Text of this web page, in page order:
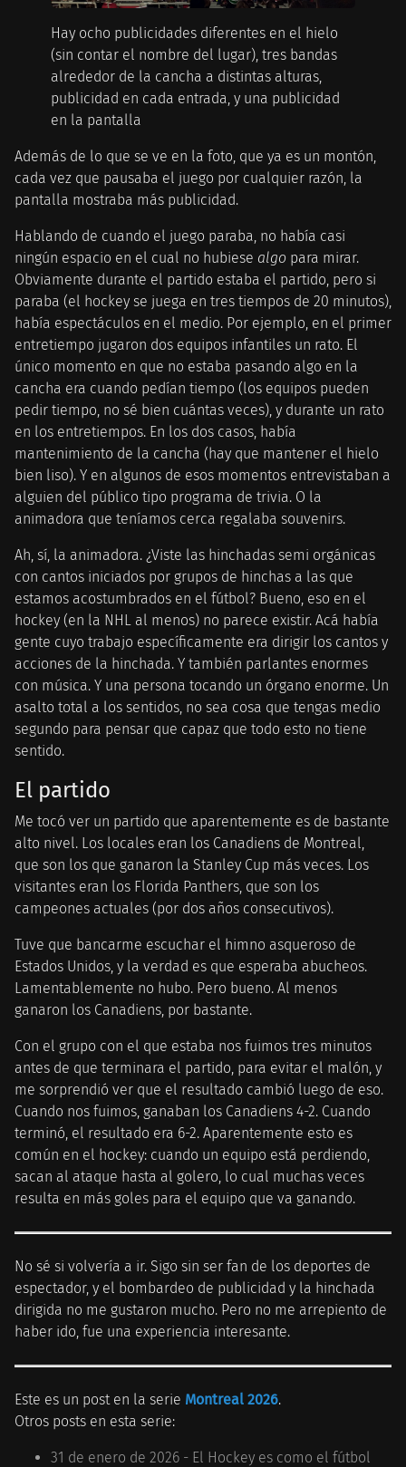
Hay ocho publicidades diferentes en el hielo
(sin contar el nombre del lugar), tres bandas
alrededor de la cancha a distintas alturas,
publicidad en cada entrada, y una publicidad
en la pantalla
Además de lo que se ve en la foto, que ya es un montón,
cada vez que pausaba el juego por cualquier razón, la
pantalla mostraba más publicidad.
Hablando de cuando el juego paraba, no había casi
ningún espacio en el cual no hubiese algo para mirar.
Obviamente durante el partido estaba el partido, pero si
paraba (el hockey se juega en tres tiempos de 20 minutos),
había espectáculos en el medio. Por ejemplo, en el primer
entretiempo jugaron dos equipos infantiles un rato. El
único momento en que no estaba pasando algo en la
cancha era cuando pedían tiempo (los equipos pueden
pedir tiempo, no sé bien cuántas veces), y durante un rato
en los entretiempos. En los dos casos, había
mantenimiento de la cancha (hay que mantener el hielo
bien liso). Y en algunos de esos momentos entrevistaban a
alguien del público tipo programa de trivia. O la
animadora que teníamos cerca regalaba souvenirs.
Ah, sí, la animadora. ¿Viste las hinchadas semi orgánicas
con cantos iniciados por grupos de hinchas a las que
estamos acostumbrados en el fútbol? Bueno, eso en el
hockey (en la NHL al menos) no parece existir. Acá había
gente cuyo trabajo específicamente era dirigir los cantos y
acciones de la hinchada. Y también parlantes enormes
con música. Y una persona tocando un órgano enorme. Un
asalto total a los sentidos, no sea cosa que tengas medio
segundo para pensar que capaz que todo esto no tiene
sentido.
El partido
Me tocó ver un partido que aparentemente es de bastante
alto nivel. Los locales eran los Canadiens de Montreal,
que son los que ganaron la Stanley Cup más veces. Los
visitantes eran los Florida Panthers, que son los
campeones actuales (por dos años consecutivos).
Tuve que bancarme escuchar el himno asqueroso de
Estados Unidos, y la verdad es que esperaba abucheos.
Lamentablemente no hubo. Pero bueno. Al menos
ganaron los Canadiens, por bastante.
Con el grupo con el que estaba nos fuimos tres minutos
antes de que terminara el partido, para evitar el malón, y
me sorprendió ver que el resultado cambió luego de eso.
Cuando nos fuimos, ganaban los Canadiens 4-2. Cuando
terminó, el resultado era 6-2. Aparentemente esto es
común en el hockey: cuando un equipo está perdiendo,
sacan al ataque hasta al golero, lo cual muchas veces
resulta en más goles para el equipo que va ganando.
No sé si volvería a ir. Sigo sin ser fan de los deportes de
espectador, y el bombardeo de publicidad y la hinchada
dirigida no me gustaron mucho. Pero no me arrepiento de
haber ido, fue una experiencia interesante.
Este es un post en la serie Montreal 2026.
Otros posts en esta serie:
31 de enero de 2026 - El Hockey es como el fútbol